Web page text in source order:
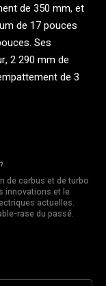
de 350 mm, et
de 17 pouces
Ses
2 290 mm de
de 3
de carbus et de turbo
innovations et le
actuelles.
rase du passé.